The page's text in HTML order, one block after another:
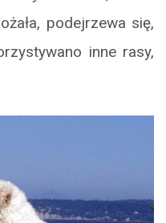
podejrzewa się,
inne rasy,